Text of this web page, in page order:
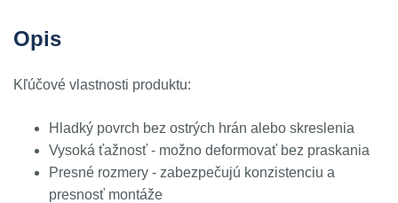
Opis
Kľúčové vlastnosti produktu:
Hladký povrch bez ostrých hrán alebo skreslenia
Vysoká ťažnosť - možno deformovať bez praskania
Presné rozmery - zabezpečujú konzistenciu a
presnosť montáže